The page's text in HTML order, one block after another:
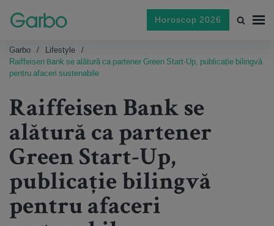
Horoscop 2026
Garbo
Lifestyle
Raiffeisen Bank se alătură ca partener Green Start-Up, publicație bilingvă
pentru afaceri sustenabile
Raiffeisen Bank se
alătură ca partener
Green Start-Up,
publicație bilingvă
pentru afaceri